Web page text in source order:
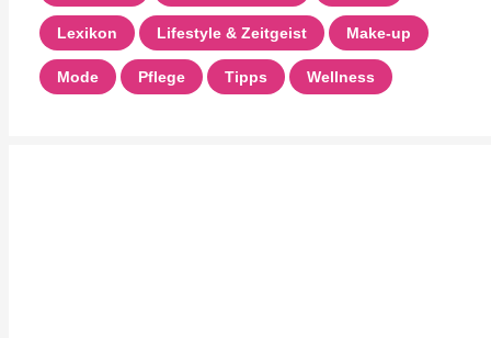
Lexikon Lifestyle & Zeitgeist Make-up
Mode Pflege Tipps Wellness